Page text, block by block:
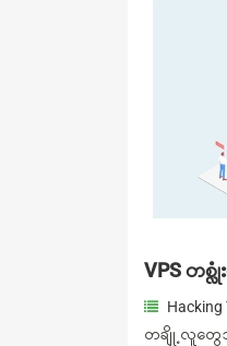
VPS တစ္
Hacking
တချို့လူတွေသိ